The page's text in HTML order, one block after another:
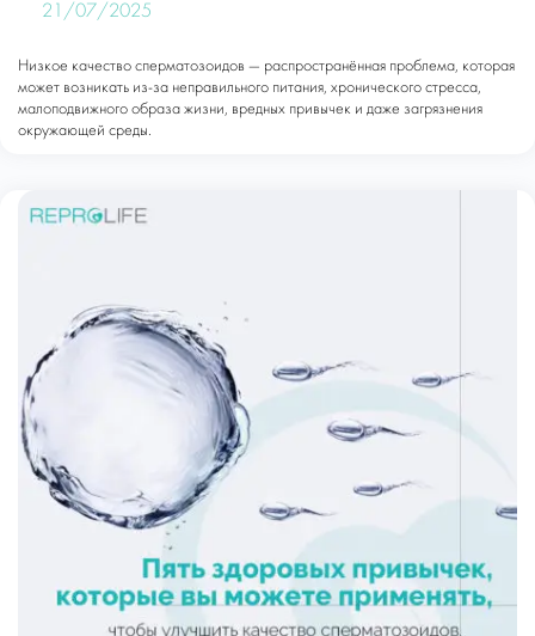
21/07/2025
Низкое качество сперматозоидов — распространённая проблема, которая
может возникать из-за неправильного питания, хронического стресса,
малоподвижного образа жизни, вредных привычек и даже загрязнения
окружающей среды.